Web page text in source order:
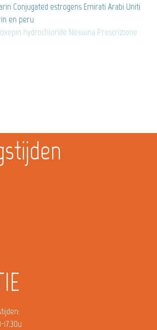
Conjugated estrogens Emirati Arabi Uniti
en peru
hydrochloride Nessuna Prescrizione